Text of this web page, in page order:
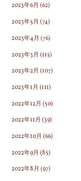
2023年6月 (62)
2023年5月 (74)
2023年4月 (76)
2023年3月 (115)
2023年2月 (107)
2023年1月 (111)
2022年12月 (50)
2022年11月 (39)
2022年10月 (66)
2022年9月 (85)
2022年8月 (97)